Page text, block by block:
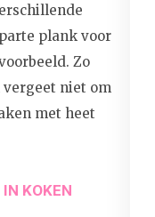
plank voor
Zo
niet om
met heet
KOKEN